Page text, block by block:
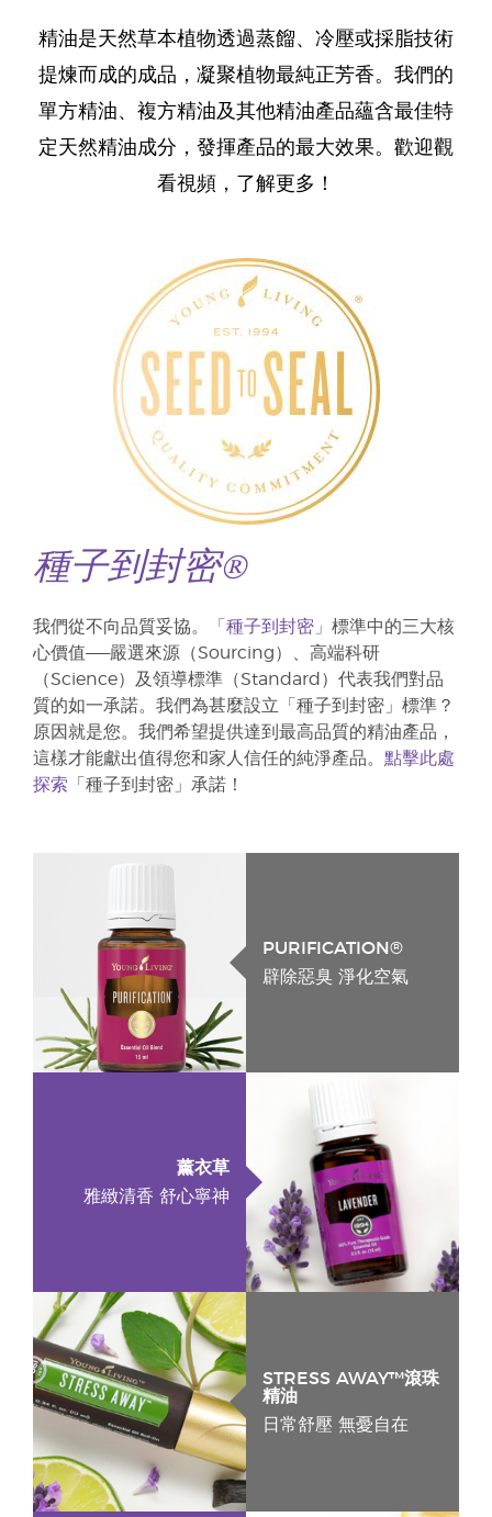
精油是天然草本植物透過蒸餾、冷壓或採脂技術
提煉而成的成品，凝聚植物最純正芳香。我們的
單方精油、複方精油及其他精油產品蘊含最佳特
定天然精油成分，發揮產品的最大效果。歡迎觀
看視頻，了解更多！
種子到封密®
我們從不向品質妥協。 「種子到封密」 標準中的三大核
心價值——嚴選來源（Sourcing）、高端科研
（Science）及領導標準（Standard）代表我們對品
質的如一承諾。我們為甚麼設立「種子到封密」標準？
原因就是您。我們希望提供達到最高品質的精油產品，
這樣才能獻出值得您和家人信任的純淨產品。 點擊此處
探索 「種子到封密」承諾！
PURIFICATION®
辟除惡臭 淨化空氣
薰衣草
雅緻清香 舒心寧神
STRESS AWAY™滾珠
精油
日常舒壓 無憂自在